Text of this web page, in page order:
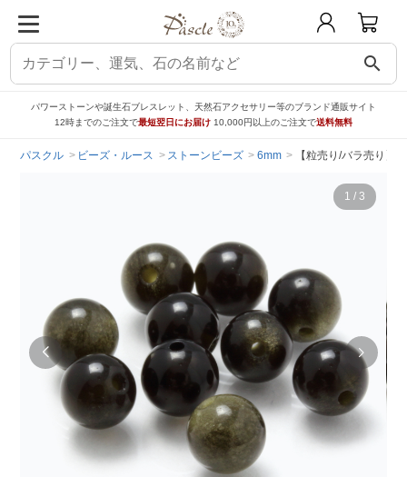
search
パワーストーンや誕生石ブレスレット、天然石アクセサリー等のブランド通販サイト
12時までのご注文で最短翌日にお届け 10,000円以上のご注文で送料無料
パスクル ビーズ・ルース ストーンビーズ 6mm 【粒売り/バラ売り】
1 / 3